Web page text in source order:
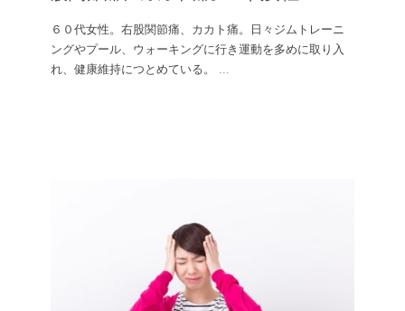
６０代女性。右股関節痛、カカト痛。日々ジムトレーニ
ングやプール、ウォーキングに行き運動を多めに取り入
れ、健康維持につとめている。 ...